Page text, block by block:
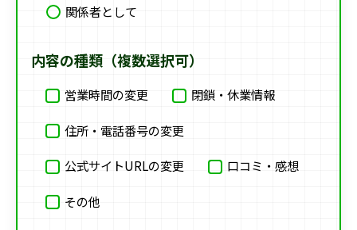
関係者として
内容の種類（複数選択可）
営業時間の変更 閉鎖・休業情報
住所・電話番号の変更
公式サイトURLの変更 口コミ・感想
その他